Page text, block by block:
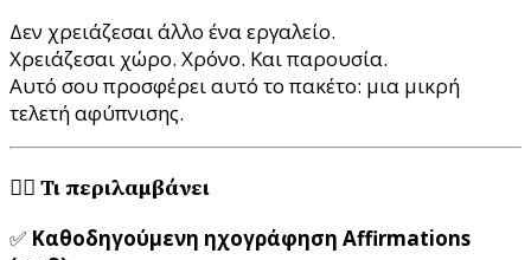
Δεν χρειάζεσαι άλλο ένα εργαλείο.
Χρειάζεσαι χώρο. Χρόνο. Και παρουσία.
Αυτό σου προσφέρει αυτό το πακέτο: μια μικρή
τελετή αφύπνισης.
🧘‍♀️ Τι περιλαμβάνει
✅ Καθοδηγούμενη ηχογράφηση Affirmations